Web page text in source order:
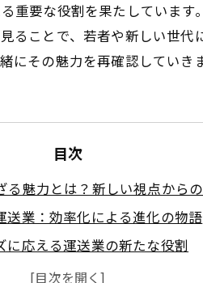
重要な役割を果たしていま
ることで、若者や新しい世
その魅力を再確認していき
目次
る魅力とは？新しい視点から
送業：効率化による進化の物語
に応える運送業の新たな役割
：若者にとっての魅力的な職業